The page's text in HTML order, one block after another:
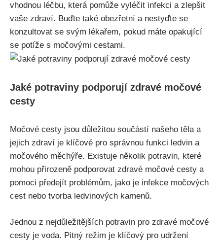
vhodnou‌ léčbu, ⁤která pomůže vyléčit infekci a zlepšit
vaše zdraví. ‌Buďte také⁣ obezřetní a nestyďte se
konzultovat se‍ svým lékařem,⁣ pokud máte opakující
⁢se potíže s ⁤močovými cestami.
Jaké⁣ potraviny podporují zdravé⁣ močové
cesty
Močové cesty jsou​ důležitou‌ součástí našeho těla‌ a
jejich zdraví je klíčové pro správnou ‌funkci ledvin a​
močového měchýře. Existuje několik potravin, které
mohou ​přirozeně ⁢podporovat zdravé ⁣močové cesty a
pomoci předejít problémům,⁣ jako je ⁣infekce​ močových⁣
cest nebo tvorba ⁢ledvinových⁤ kamenů.
Jednou z nejdůležitějších potravin pro zdravé močové
⁤cesty je ‍voda. Pitný režim je klíčový⁤ pro⁤ udržení